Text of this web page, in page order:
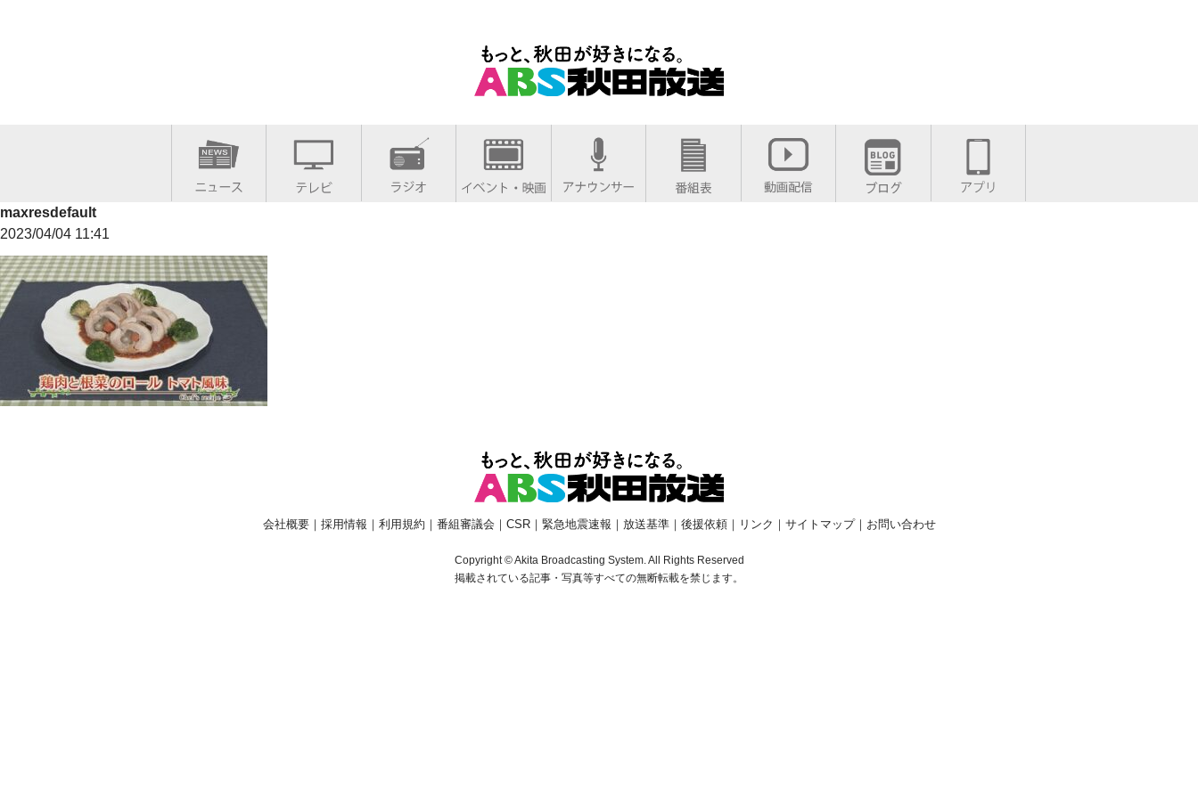
maxresdefault
2023/04/04 11:41
会社概要｜ 採用情報 ｜ 利用規約 ｜ 番組審議会 ｜ CSR｜ 緊急地震速報 ｜ 放送基準｜ 後援依頼｜ リンク ｜ サイトマップ｜ お問い合わせ
Copyright © Akita Broadcasting System. All Rights Reserved
掲載されている記事・写真等すべての無断転載を禁じます。